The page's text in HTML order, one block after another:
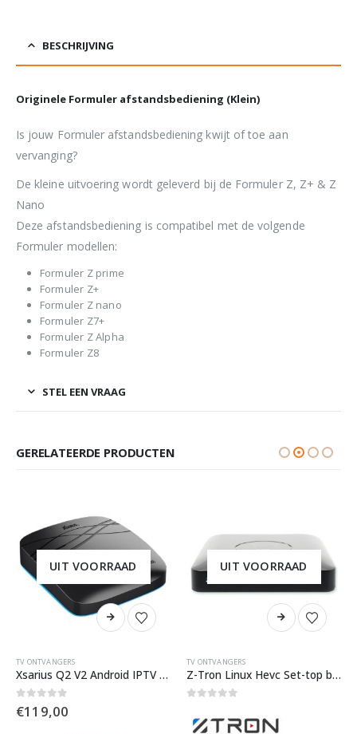
BESCHRIJVING
Originele Formuler afstandsbediening (Klein)
Is jouw Formuler afstandsbediening kwijt of toe aan
vervanging?
De kleine uitvoering wordt geleverd bij de Formuler Z, Z+ & Z
Nano
Deze afstandsbediening is compatibel met de volgende
Formuler modellen:
Formuler Z prime
Formuler Z+
Formuler Z nano
Formuler Z7+
Formuler Z Alpha
Formuler Z8
STEL EEN VRAAG
GERELATEERDE PRODUCTEN
UIT VOORRAAD
TV ONTVANGERS
Xsarius Q2 V2 Android IPTV Set Top Box
0out of 5
€119,00
UIT VOORRAAD
TV ONTVANGERS
Z-Tron Linux Hevc Set-top box